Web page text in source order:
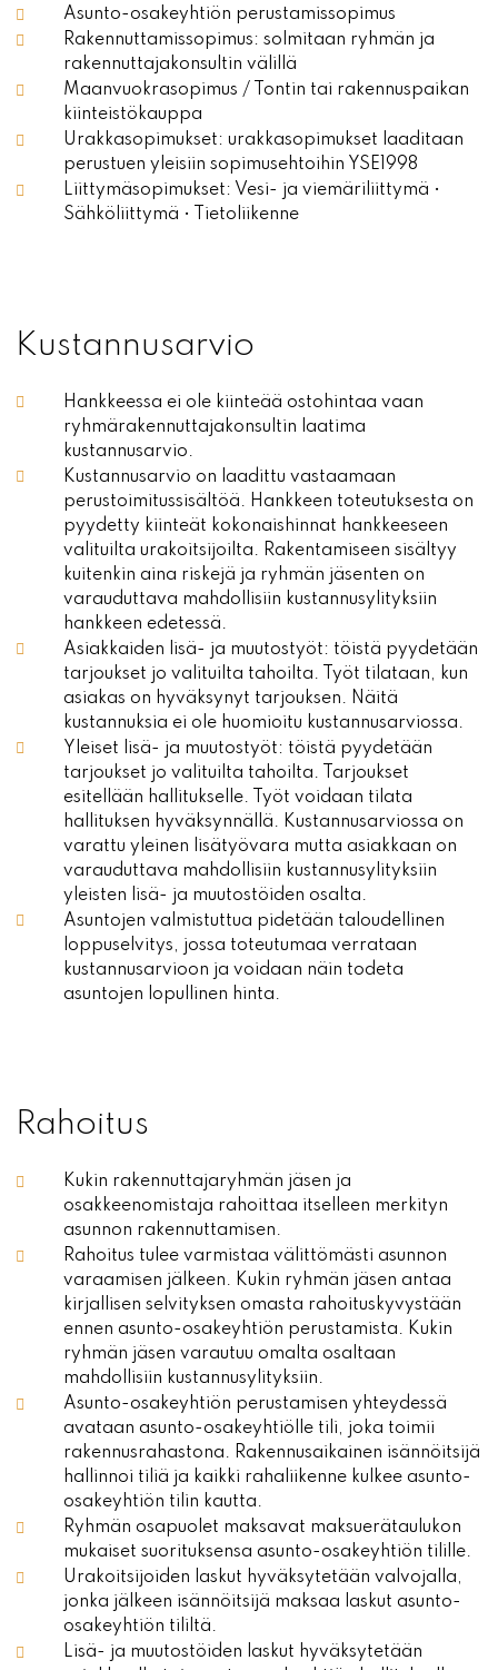
Asunto-osakeyhtiön perustamissopimus
Rakennuttamissopimus: solmitaan ryhmän ja
rakennuttajakonsultin välillä
Maanvuokrasopimus / Tontin tai rakennuspaikan
kiinteistökauppa
Urakkasopimukset: urakkasopimukset laaditaan
perustuen yleisiin sopimusehtoihin YSE1998
Liittymäsopimukset: Vesi- ja viemäriliittymä •
Sähköliittymä • Tietoliikenne
Kustannusarvio
Hankkeessa ei ole kiinteää ostohintaa vaan
ryhmärakennuttajakonsultin laatima
kustannusarvio.
Kustannusarvio on laadittu vastaamaan
perustoimitussisältöä. Hankkeen toteutuksesta on
pyydetty kiinteät kokonaishinnat hankkeeseen
valituilta urakoitsijoilta. Rakentamiseen sisältyy
kuitenkin aina riskejä ja ryhmän jäsenten on
varauduttava mahdollisiin kustannusylityksiin
hankkeen edetessä.
Asiakkaiden lisä- ja muutostyöt: töistä pyydetään
tarjoukset jo valituilta tahoilta. Työt tilataan, kun
asiakas on hyväksynyt tarjouksen. Näitä
kustannuksia ei ole huomioitu kustannusarviossa.
Yleiset lisä- ja muutostyöt: töistä pyydetään
tarjoukset jo valituilta tahoilta. Tarjoukset
esitellään hallitukselle. Työt voidaan tilata
hallituksen hyväksynnällä. Kustannusarviossa on
varattu yleinen lisätyövara mutta asiakkaan on
varauduttava mahdollisiin kustannusylityksiin
yleisten lisä- ja muutostöiden osalta.
Asuntojen valmistuttua pidetään taloudellinen
loppuselvitys, jossa toteutumaa verrataan
kustannusarvioon ja voidaan näin todeta
asuntojen lopullinen hinta.
Rahoitus
Kukin rakennuttajaryhmän jäsen ja
osakkeenomistaja rahoittaa itselleen merkityn
asunnon rakennuttamisen.
Rahoitus tulee varmistaa välittömästi asunnon
varaamisen jälkeen. Kukin ryhmän jäsen antaa
kirjallisen selvityksen omasta rahoituskyvystään
ennen asunto-osakeyhtiön perustamista. Kukin
ryhmän jäsen varautuu omalta osaltaan
mahdollisiin kustannusylityksiin.
Asunto-osakeyhtiön perustamisen yhteydessä
avataan asunto-osakeyhtiölle tili, joka toimii
rakennusrahastona. Rakennusaikainen isännöitsijä
hallinnoi tiliä ja kaikki rahaliikenne kulkee asunto-
osakeyhtiön tilin kautta.
Ryhmän osapuolet maksavat maksuerätaulukon
mukaiset suorituksensa asunto-osakeyhtiön tilille.
Urakoitsijoiden laskut hyväksytetään valvojalla,
jonka jälkeen isännöitsijä maksaa laskut asunto-
osakeyhtiön tililtä.
Lisä- ja muutostöiden laskut hyväksytetään